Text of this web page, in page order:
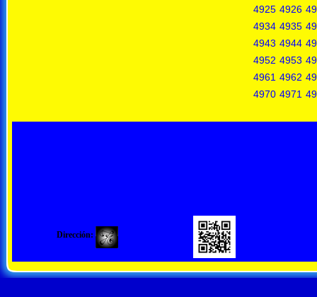
4925 4926
4934 4935
4943 4944
4952 4953
4961 4962
4970 4971
Dirección: